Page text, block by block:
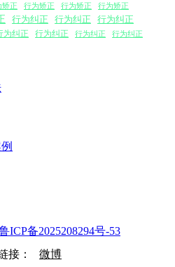
矫正 行为矫正 行为矫正 行为矫正
行为纠正 行为纠正
行为纠正
为纠正 行为纠正 行为纠正 行为纠正
ICP备2025208294号-53
接：
微博